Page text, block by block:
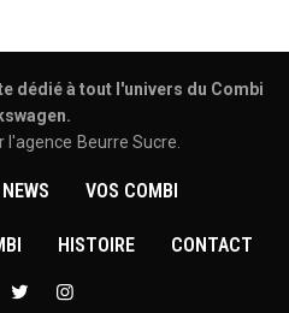
dédié à tout l'univers du Combi
l'agence Beurre Sucre.
NEWS VOS COMBI
HISTOIRE CONTACT